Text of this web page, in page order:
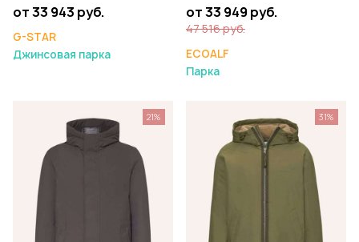
от 33 943 руб.
G-STAR
Джинсовая парка
от 33 949 руб.
47 516 руб.
ECOALF
Парка
21% 31%